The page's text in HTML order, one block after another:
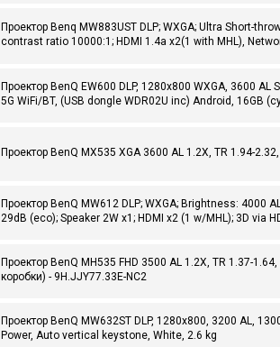
Проектор Benq MW883UST DLP; WXGA; Ultra Short-
contrast ratio 10000:1; HDMI 1.4a x2(1 with MHL),
Проектор BenQ EW600 DLP, 1280x800 WXGA, 3600 AL
5G WiFi/BT, (USB dongle WDR02U inc) Android, 16GB
Проектор BenQ MX535 XGA 3600 AL 1.2X, TR 1.94-
Проектор BenQ MW612 DLP; WXGA; Brightness: 4000
29dB (eco); Speaker 2W x1; HDMI x2 (1 w/MHL); 3D via
Проектор BenQ MH535 FHD 3500 AL 1.2X, TR 1.37-
коробки) - 9H.JJY77.33E-NC2
Проектор BenQ MW632ST DLP, 1280x800, 3200 AL,
Power, Auto vertical keystone, White, 2.6 kg